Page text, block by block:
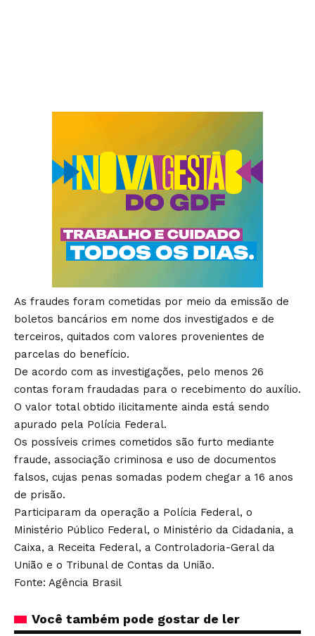
As fraudes foram cometidas por meio da emissão de
boletos bancários em nome dos investigados e de
terceiros, quitados com valores provenientes de
parcelas do benefício.
De acordo com as investigações, pelo menos 26
contas foram fraudadas para o recebimento do auxílio.
O valor total obtido ilicitamente ainda está sendo
apurado pela Polícia Federal.
Os possíveis crimes cometidos são furto mediante
fraude, associação criminosa e uso de documentos
falsos, cujas penas somadas podem chegar a 16 anos
de prisão.
Participaram da operação a Polícia Federal, o
Ministério Público Federal, o Ministério da Cidadania, a
Caixa, a Receita Federal, a Controladoria-Geral da
União e o Tribunal de Contas da União.
Fonte: Agência Brasil
Você também pode gostar de ler